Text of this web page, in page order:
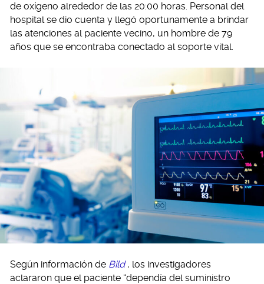
de oxígeno alrededor de las 20:00 horas. Personal del
hospital se dio cuenta y llegó oportunamente a brindar
las atenciones al paciente vecino, un hombre de 79
años que se encontraba conectado al soporte vital.
Según información de Bild , los investigadores
aclararon que el paciente “dependía del suministro